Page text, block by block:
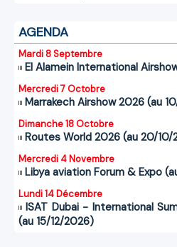
AGENDA
Mardi 8 Septembre
El Alamein International
Mercredi 7 Octobre
Marrakech Airshow 2026 (au
Dimanche 18 Octobre
Routes World 2026 (au 20/10/
Mercredi 4 Novembre
Libya aviation Forum & Expo
Lundi 14 Décembre
ISAT Dubai - International
(au 15/12/2026)